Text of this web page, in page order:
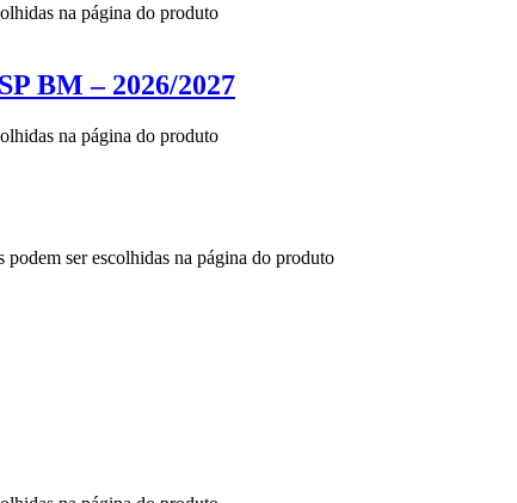
na página do produto
BM – 2026/2027
na página do produto
ser escolhidas na página do produto